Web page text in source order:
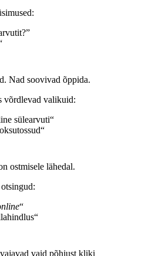
Nad soovivad õppida.
võrdlevad valikuid:
sülearvuti“
ostmisele lähedal.
“
vaid põhjust kliki